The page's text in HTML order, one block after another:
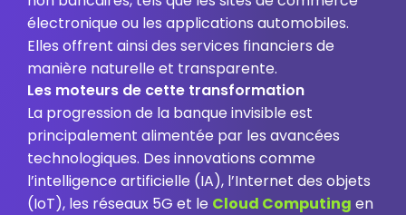
électronique ou les applications automobiles.
Elles offrent ainsi des services financiers de
manière naturelle et transparente.
Les moteurs de cette transformation
La progression de la banque invisible est
principalement alimentée par les avancées
technologiques. Des innovations comme
l’intelligence artificielle (IA), l’Internet des objets
(IoT), les réseaux 5G et le Cloud Computing en